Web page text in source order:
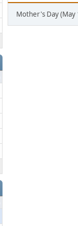
Mother's Day (May